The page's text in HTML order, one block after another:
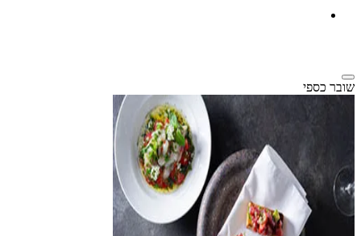
שובר כספי